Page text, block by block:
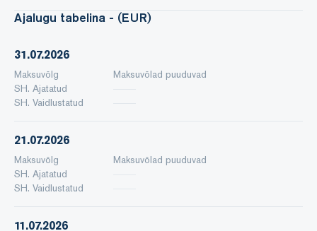
Ajalugu tabelina - (EUR)
31.07.2026
Maksuvõlg
Maksuvõlad puuduvad
SH. Ajatatud
SH. Vaidlustatud
21.07.2026
Maksuvõlg
Maksuvõlad puuduvad
SH. Ajatatud
SH. Vaidlustatud
11.07.2026